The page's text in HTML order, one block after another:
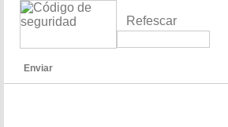
Refescar
Enviar